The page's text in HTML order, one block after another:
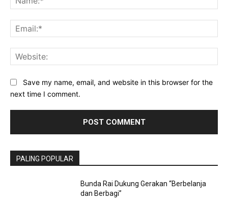
Save my name, email, and website in this browser for the
next time I comment.
PALING POPULAR
Bunda Rai Dukung Gerakan “Berbelanja
dan Berbagi”